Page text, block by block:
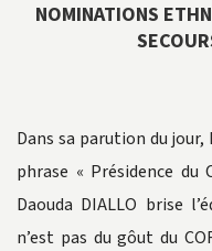
NOMINATIONS
Dans sa parution du jour,
phrase « Présidence du
Daouda DIALLO brise
n’est pas du gôut du